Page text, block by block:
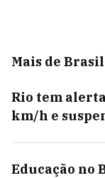
Mais de Brasil
Rio tem
km/h e
Educação no